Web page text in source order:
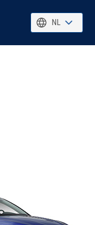
NL